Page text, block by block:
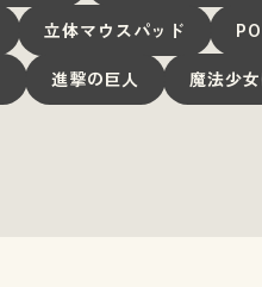
立体マウスパッド
進撃の巨人 魔法少